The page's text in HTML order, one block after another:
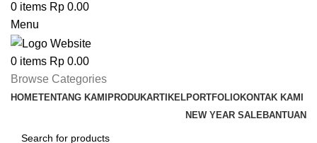
0 items Rp 0.00
Menu
0 items Rp 0.00
Browse Categories
HOMETENTANG KAMIPRODUKARTIKELPORTFOLIOKONTAK KAMI
NEW YEAR SALEBANTUAN